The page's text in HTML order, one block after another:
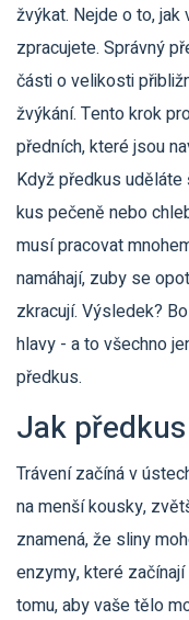
žvýkat. Nejde o to,
zpracujete. Správný
části o velikosti
žvýkání. Tento krok
předních, které jsou
Když předkus
kus pečeně nebo
musí pracovat
namáhají, zuby se
zkracují. Výsledek?
hlavy - a to všechno
předkus.
Jak
Trávení začíná v
na menší kousky,
znamená, že sliny
enzymy, které
tomu, aby vaše tělo